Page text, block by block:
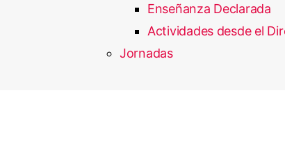
Enseñanza Declarada
Actividades desde el
Jornadas